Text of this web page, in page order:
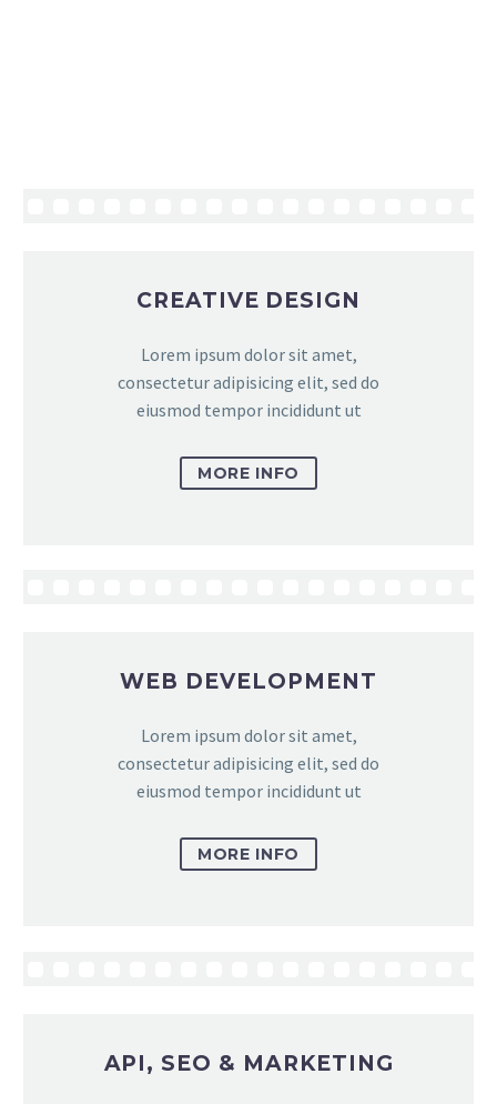
CREATIVE DESIGN
Lorem ipsum dolor sit amet,
consectetur adipisicing elit, sed do
eiusmod tempor incididunt ut
MORE INFO
WEB DEVELOPMENT
Lorem ipsum dolor sit amet,
consectetur adipisicing elit, sed do
eiusmod tempor incididunt ut
MORE INFO
API, SEO & MARKETING